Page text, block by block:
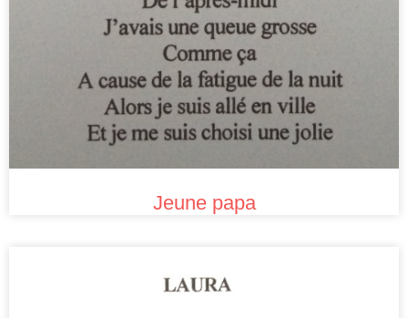
Jeune papa